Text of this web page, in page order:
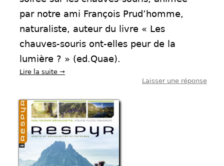
par notre ami François Prud’homme,
naturaliste, auteur du livre « Les
chauves-souris ont-elles peur de la
lumière ? » (ed.Quae).
Lire la suite →
Laisser une réponse